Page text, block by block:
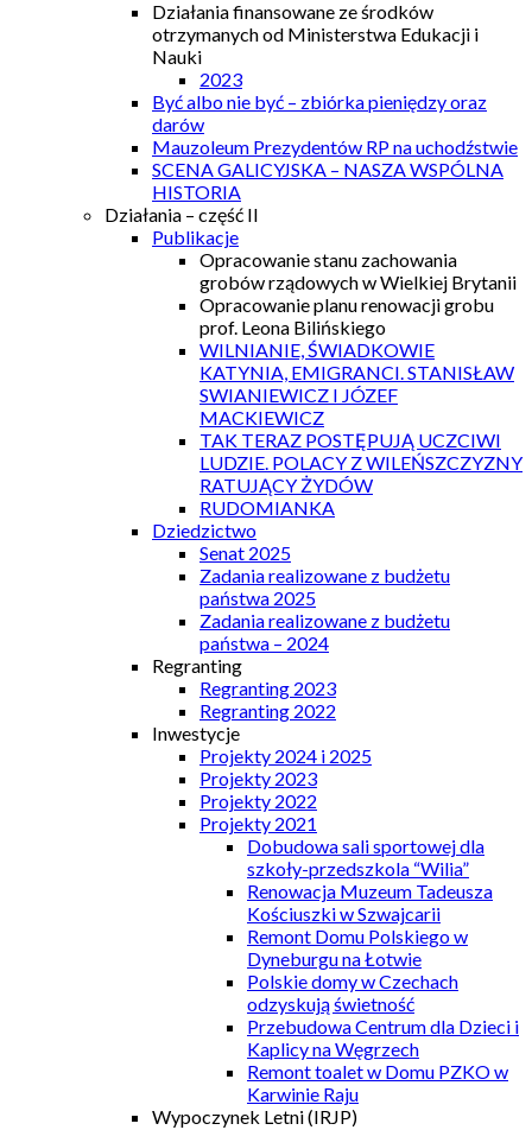
Działania finansowane ze środków
otrzymanych od Ministerstwa Edukacji i
Nauki
2023
Być albo nie być – zbiórka pieniędzy oraz
darów
Mauzoleum Prezydentów RP na uchodźstwie
SCENA GALICYJSKA – NASZA WSPÓLNA
HISTORIA
Działania – część II
Publikacje
Opracowanie stanu zachowania
grobów rządowych w Wielkiej Brytanii
Opracowanie planu renowacji grobu
prof. Leona Bilińskiego
WILNIANIE, ŚWIADKOWIE
KATYNIA, EMIGRANCI. STANISŁAW
SWIANIEWICZ I JÓZEF
MACKIEWICZ
TAK TERAZ POSTĘPUJĄ UCZCIWI
LUDZIE. POLACY Z WILEŃSZCZYZNY
RATUJĄCY ŻYDÓW
RUDOMIANKA
Dziedzictwo
Senat 2025
Zadania realizowane z budżetu
państwa 2025
Zadania realizowane z budżetu
państwa – 2024
Regranting
Regranting 2023
Regranting 2022
Inwestycje
Projekty 2024 i 2025
Projekty 2023
Projekty 2022
Projekty 2021
Dobudowa sali sportowej dla
szkoły-przedszkola “Wilia”
Renowacja Muzeum Tadeusza
Kościuszki w Szwajcarii
Remont Domu Polskiego w
Dyneburgu na Łotwie
Polskie domy w Czechach
odzyskują świetność
Przebudowa Centrum dla Dzieci i
Kaplicy na Węgrzech
Remont toalet w Domu PZKO w
Karwinie Raju
Wypoczynek Letni (IRJP)